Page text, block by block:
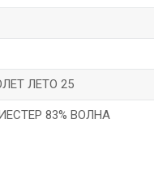
ЛЕТО 25
83% ВОЛНА